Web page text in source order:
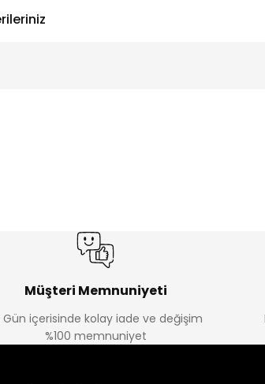
Müşteri Memnuniyeti
Gün içerisinde kolay iade ve değişim
%100 memnuniyet